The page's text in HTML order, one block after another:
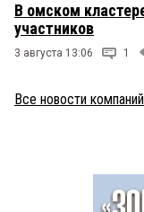
В омском
участников
3 августа 13:06 1
Все новости компаний